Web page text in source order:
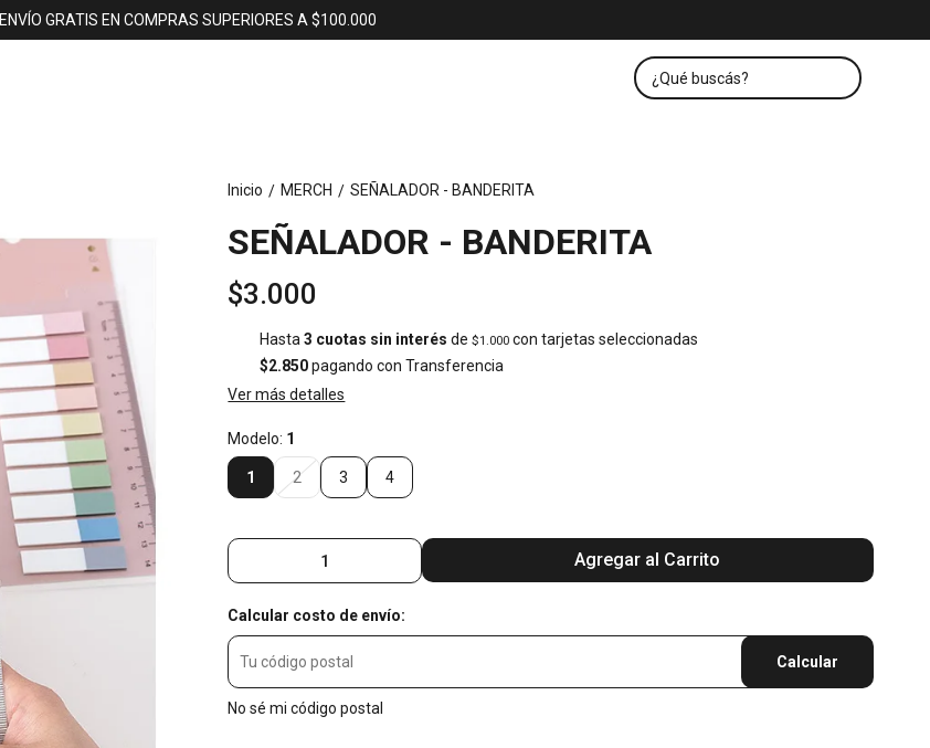
ENVÍO GRATIS EN COMPRAS SUPERIORES A $100.000
Inicio / MERCH / SEÑALADOR - BANDERITA
SEÑALADOR - BANDERITA
$3.000
Hasta3 cuotas sin interés de$1.000 con tarjetas seleccionadas
$2.850pagando con Transferencia
Ver más detalles
Modelo: 1
1 2 3 4
Agregar al Carrito
Calcular costo de envío:
Calcular
No sé mi código postal